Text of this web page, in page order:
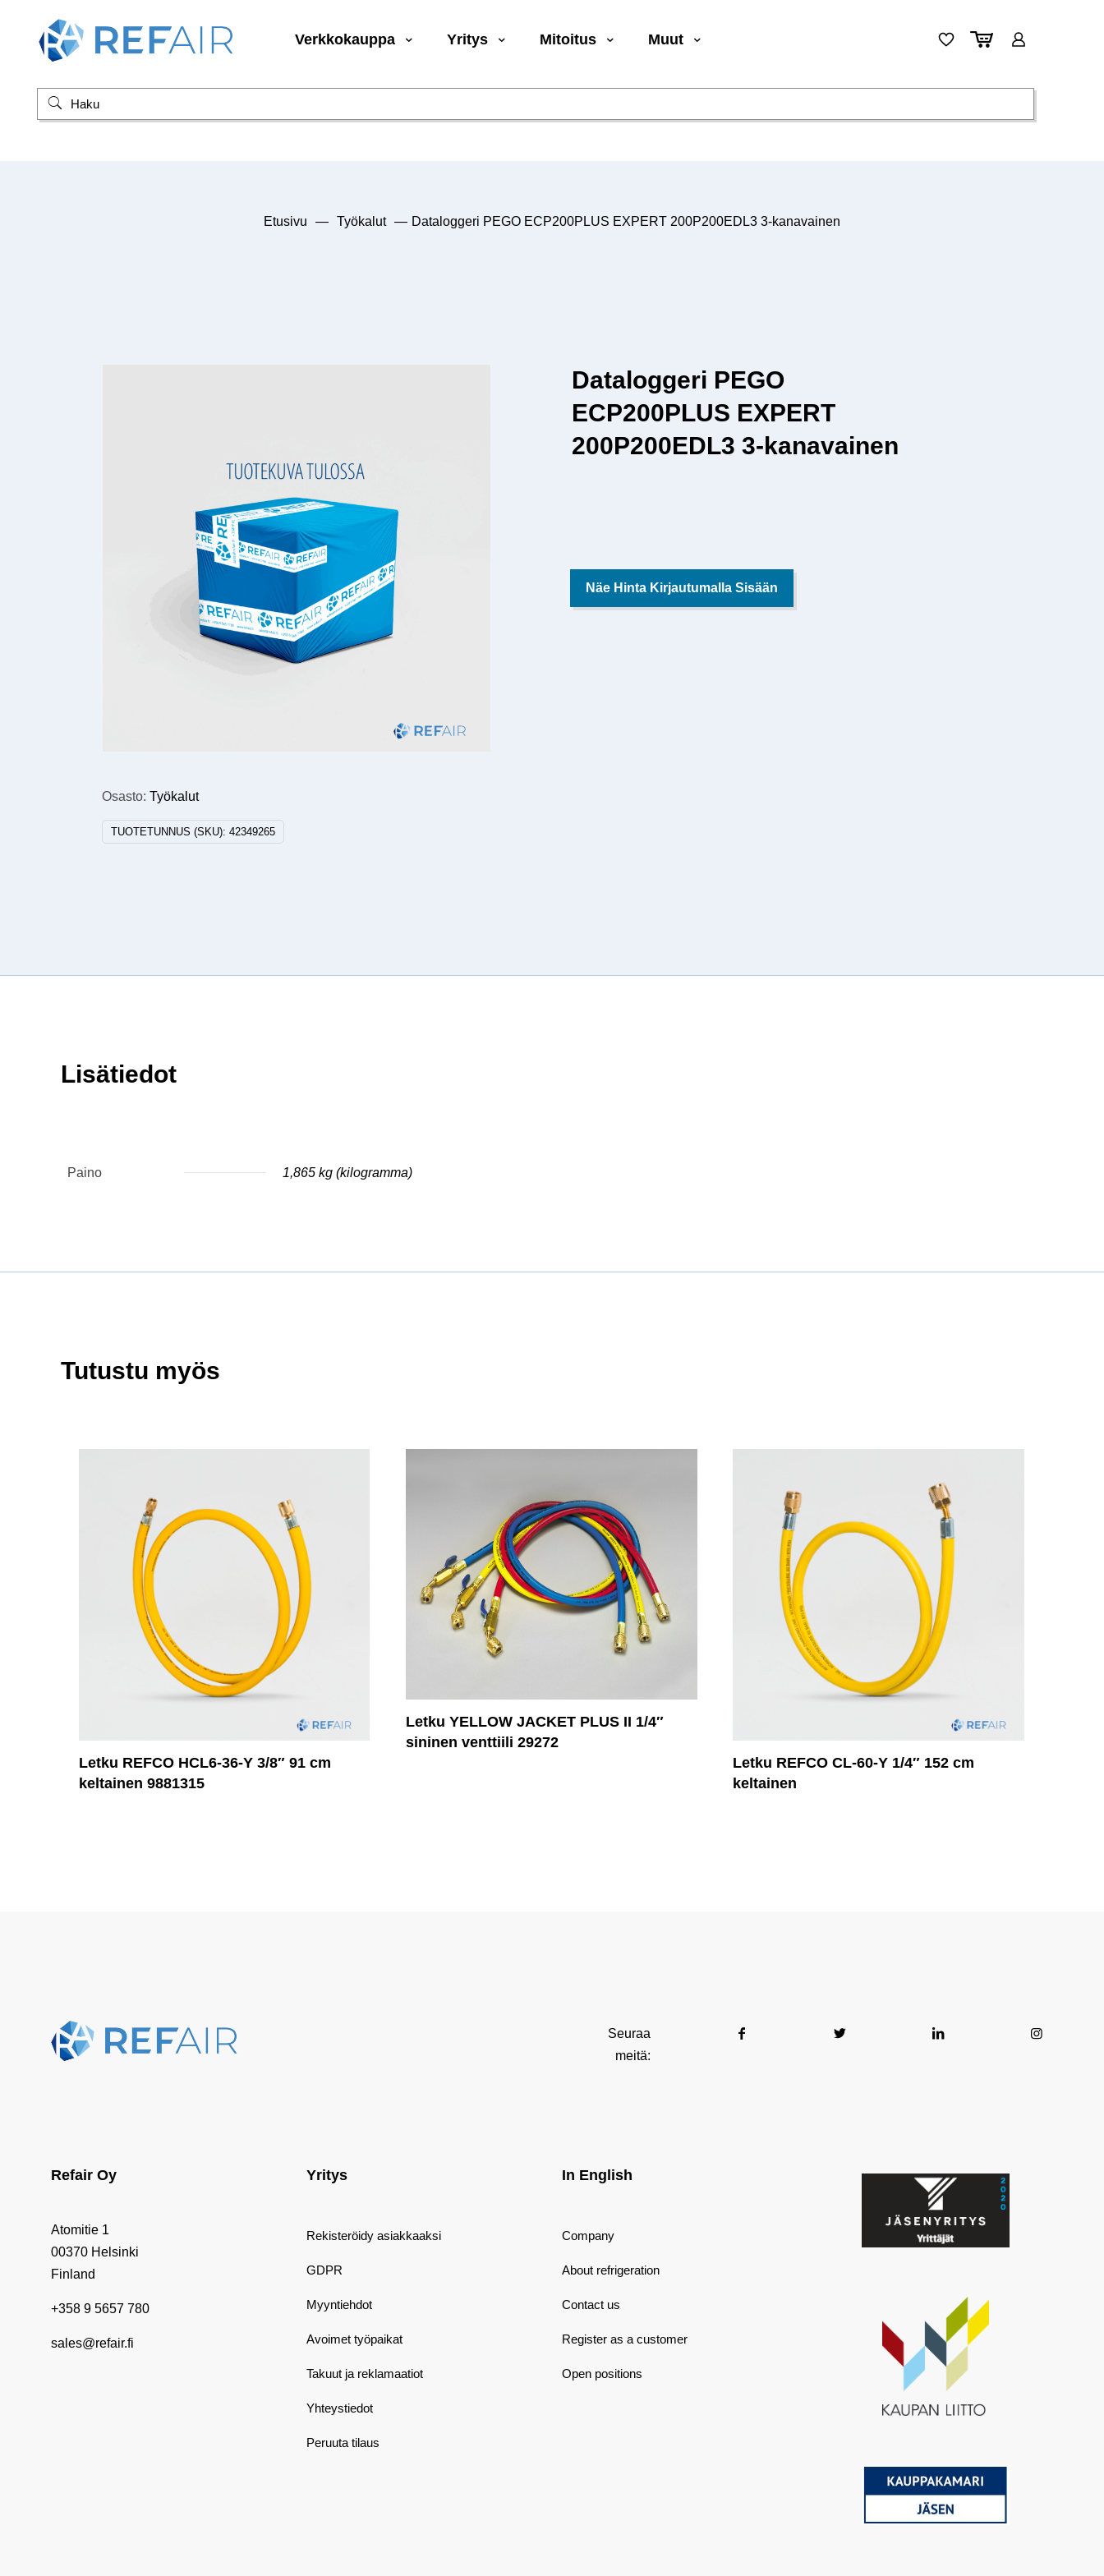
Verkkokauppa Yritys Mitoitus Muut
Etusivu — Työkalut — Dataloggeri PEGO ECP200PLUS EXPERT 200P200EDL3 3-kanavainen
Osasto:Työkalut
TUOTETUNNUS (SKU):42349265
Dataloggeri PEGO
ECP200PLUS EXPERT
200P200EDL3 3-kanavainen
Näe Hinta Kirjautumalla Sisään
Lisätiedot
Paino 1,865 kg (kilogramma)
Tutustu myös
Letku REFCO HCL6-36-Y 3/8″ 91 cm
keltainen 9881315
Letku YELLOW JACKET PLUS II 1/4″
sininen venttiili 29272
Letku REFCO CL-60-Y 1/4″ 152 cm
keltainen
Seuraa
meitä:
Refair Oy
Atomitie 1
00370 Helsinki
Finland
+358 9 5657 780
sales@refair.fi
Yritys
Rekisteröidy asiakkaaksi
GDPR
Myyntiehdot
Avoimet työpaikat
Takuut ja reklamaatiot
Yhteystiedot
Peruuta tilaus
In English
Company
About refrigeration
Contact us
Register as a customer
Open positions